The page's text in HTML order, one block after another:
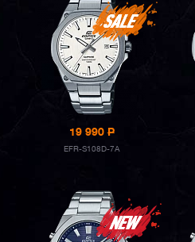
19 990P
EFR-S108D-7A